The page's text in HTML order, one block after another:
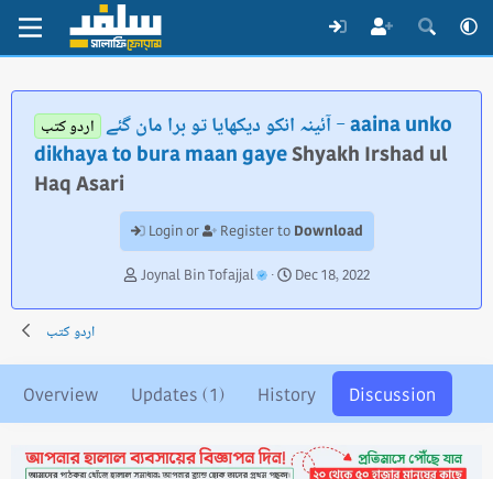
اردو کتب آئینہ انکو دیکھایا تو برا مان گئے - aaina unko
dikhaya to bura maan gayeShyakh Irshad ul
Haq Asari
Login or Register to Download
T
r
s
t
r
Joynal Bin Tofajjal
S
a
a
t
Dec 18, 2022
اردو کتب
Overview Updates (1) History Discussion